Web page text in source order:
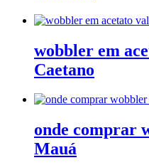
wobbler em
Caetano
onde comprar
Mauá